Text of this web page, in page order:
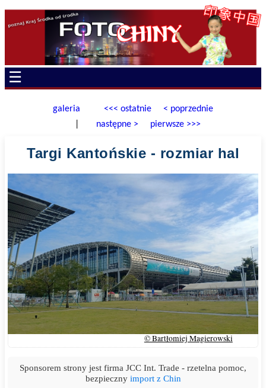
☰
galeria <<< ostatnie
< poprzednie
następne > pierwsze >>>
Targi Kantońskie - rozmiar hal
© Bartłomiej Magierowski
Sponsorem strony jest firma JCC Int. Trade - rzetelna pomoc,
bezpieczny import z Chin